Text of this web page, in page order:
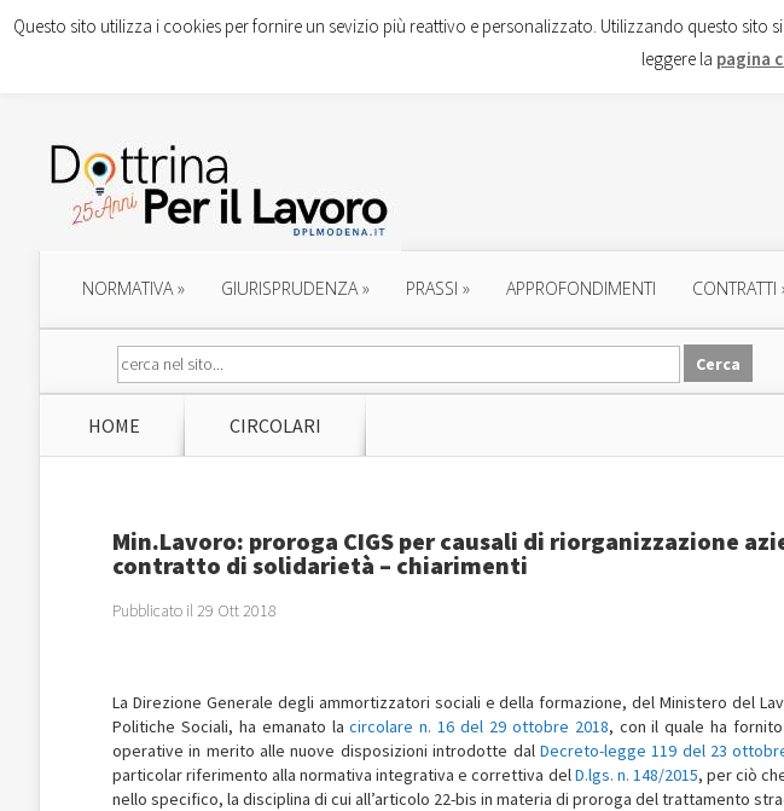
NORMATIVA» GIURISPRUDENZA» PRASSI » APPROFONDIMENTI CONTRATTI
HOME CIRCOLARI
Min.Lavoro: proroga CIGS per causali di riorganizzazione
contratto di solidarietà – chiarimenti
Pubblicato il 29 Ott 2018
La Direzione Generale degli ammortizzatori sociali e della formazione, del Ministero del
Politiche Sociali, ha emanato lacircolare n. 16 del 29 ottobre 2018, con il quale ha
operative in merito alle nuove disposizioni introdotte dal Decreto-legge 119 del 23
particolar riferimento alla normativa integrativa e correttiva delD.lgs. n. 148/2015, per ciò
nello specifico, la disciplina di cui all’articolo 22-bis in materia di proroga del trattamento
Questo sito utilizza i cookies per fornire un sevizio più reattivo e personalizzato. Utilizzando questo
leggere la pagina